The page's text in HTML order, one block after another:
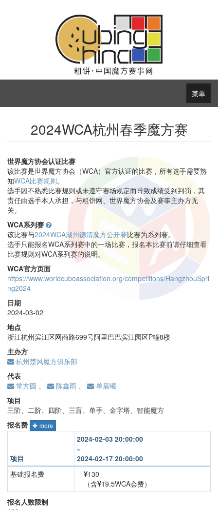
菜单
2024WCA杭州春季魔方赛
世界魔方协会认证比赛
该比赛是世界魔方协会（WCA）官方认证的比赛，所有选手需要熟
知WCA比赛规则。
选手因不熟悉比赛规则或未遵守赛场规定而导致成绩受到判罚，其
责任由选手本人承担，与粗饼网、世界魔方协会及赛事主办方无
关。
WCA系列赛
该比赛与2024WCA湖州德清魔方公开赛比赛为系列赛。
选手只能报名WCA系列赛中的一场比赛，报名本比赛前请仔细查看
比赛规则对WCA系列赛的说明。
WCA官方页面
https://www.worldcubeassociation.org/competitions/HangzhouSpri
ng2024
日期
2024-03-02
地点
浙江杭州滨江区网商路699号阿里巴巴滨江园区P幢8楼
主办方
杭州楚风魔方俱乐部
代表
常方圆
陈鑫雨
单晨曦
项目
三阶、二阶、四阶、三盲、单手、金字塔、智能魔方
报名费
more
项目
2024-02-03 20:00:00
~
2024-02-17 20:00:00
基础报名费
130
（含 19.5WCA会费）
三阶
报名人数限制